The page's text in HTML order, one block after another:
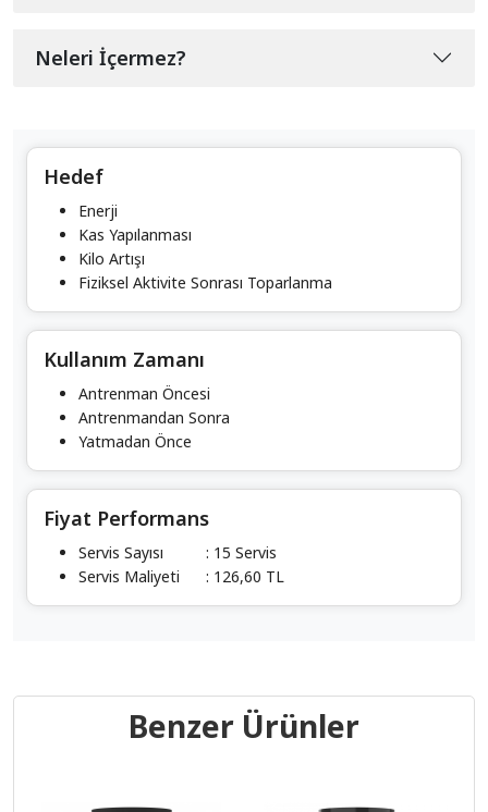
Neleri İçermez?
Hedef
Enerji
Kas Yapılanması
Kilo Artışı
Fiziksel Aktivite Sonrası Toparlanma
Kullanım Zamanı
Antrenman Öncesi
Antrenmandan Sonra
Yatmadan Önce
Fiyat Performans
Servis Sayısı
: 15 Servis
Servis Maliyeti
: 126,60 TL
Benzer Ürünler